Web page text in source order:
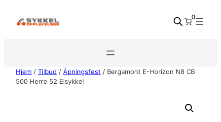
0
Hjem / Tilbud / Åpningsfest / Bergamont E-Horizon N8 CB
500 Herre 52 Elsykkel